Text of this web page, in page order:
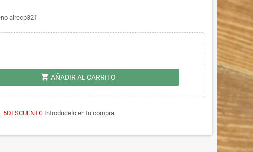
alrecp321
shopping_cart AÑADIR AL CARRITO
5DESCUENTOIntroducelo en tu compra